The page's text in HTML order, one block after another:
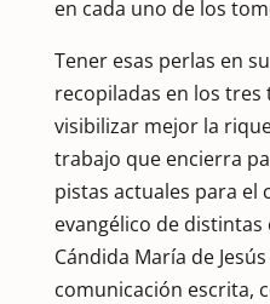
en cada uno de los
Tener esas perlas en
recopiladas en los
visibilizar mejor la
trabajo que encierra
pistas actuales para el
evangélico de
Cándida María de
comunicación escrita,